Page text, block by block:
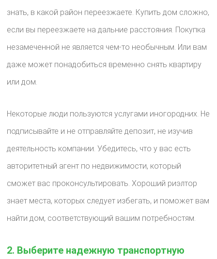
знать, в какой район переезжаете. Купить дом сложно,
если вы переезжаете на дальние расстояния. Покупка
незамеченной не является чем-то необычным. Или вам
даже может понадобиться временно снять квартиру
или дом.
Некоторые люди пользуются услугами иногородних. Не
подписывайте и не отправляйте депозит, не изучив
деятельность компании. Убедитесь, что у вас есть
авторитетный агент по недвижимости, который
сможет вас проконсультировать. Хороший риэлтор
знает места, которых следует избегать, и поможет вам
найти дом, соответствующий вашим потребностям.
2. Выберите надежную транспортную